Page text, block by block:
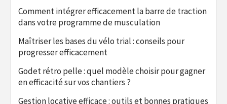
Comment intégrer efficacement la barre de traction
dans votre programme de musculation
Maîtriser les bases du vélo trial : conseils pour
progresser efficacement
Godet rétro pelle : quel modèle choisir pour gagner
en efficacité sur vos chantiers ?
Gestion locative efficace : outils et bonnes pratiques